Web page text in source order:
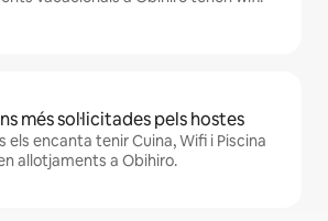
més sol·licitades pels hostes
els encanta tenir Cuina, Wifi i Piscina
allotjaments a Obihiro.